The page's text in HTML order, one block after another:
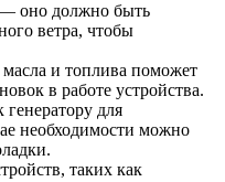
— оно должно быть
ветра, чтобы
масла и топлива поможет
в работе устройства.
генератору для
необходимости можно
таких как